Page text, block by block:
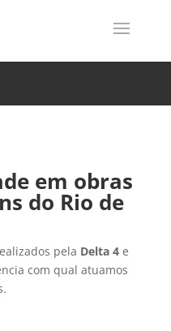
em obras
do Rio de
pela Delta 4e
com qual atuamos